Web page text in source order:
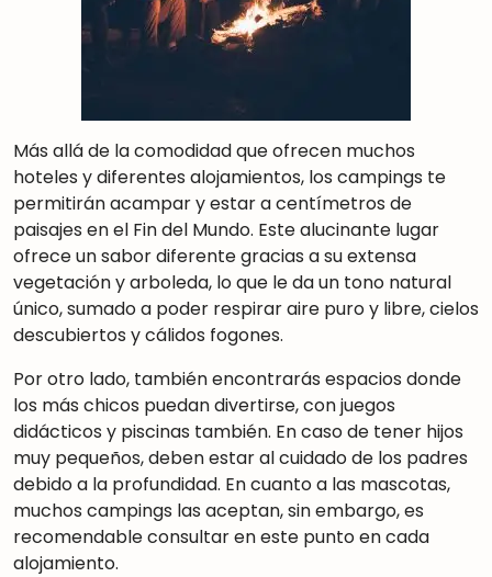
Más allá de la comodidad que ofrecen muchos
hoteles y diferentes alojamientos, los campings te
permitirán acampar y estar a centímetros de
paisajes en el Fin del Mundo. Este alucinante lugar
ofrece un sabor diferente gracias a su extensa
vegetación y arboleda, lo que le da un tono natural
único, sumado a poder respirar aire puro y libre, cielos
descubiertos y cálidos fogones.
Por otro lado, también encontrarás espacios donde
los más chicos puedan divertirse, con juegos
didácticos y piscinas también. En caso de tener hijos
muy pequeños, deben estar al cuidado de los padres
debido a la profundidad. En cuanto a las mascotas,
muchos campings las aceptan, sin embargo, es
recomendable consultar en este punto en cada
alojamiento.